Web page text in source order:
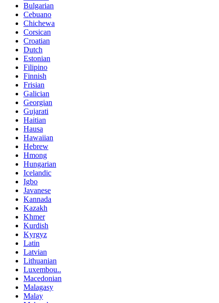
Bulgarian
Cebuano
Chichewa
Corsican
Croatian
Dutch
Estonian
Filipino
Finnish
Frisian
Galician
Georgian
Gujarati
Haitian
Hausa
Hawaiian
Hebrew
Hmong
Hungarian
Icelandic
Igbo
Javanese
Kannada
Kazakh
Khmer
Kurdish
Kyrgyz
Latin
Latvian
Lithuanian
Luxembou..
Macedonian
Malagasy
Malay